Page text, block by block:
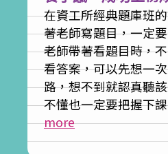
在資工所經典題庫班
著老師寫題目，一定
老師帶著看題目時，
看答案，可以先想一
路，想不到就認真聽
不懂也一定要把握下
more